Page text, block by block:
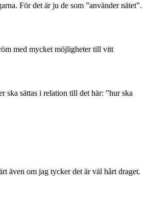
För det är ju de som ”använder nätet”.
med mycket möjligheter till vitt
sättas i relation till det här: ”hur ska
även om jag tycker det är väl hårt draget.